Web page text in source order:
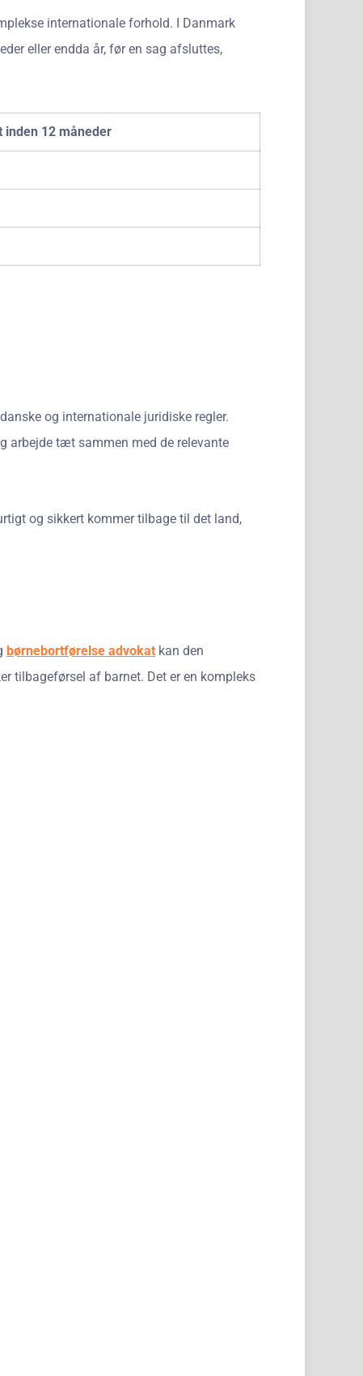
internationale forhold. I Danmark
eller endda år, før en sag afsluttes,
inden 12 måneder
og internationale juridiske regler.
arbejde tæt sammen med de relevante
og sikkert kommer tilbage til det land,
børnebortførelse advokat kan den
tilbageførsel af barnet. Det er en kompleks